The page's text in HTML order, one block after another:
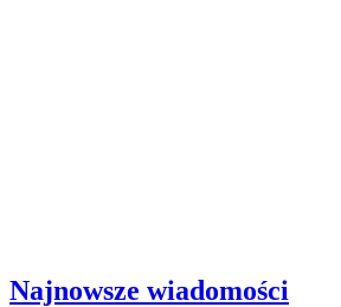
Najnowsze wiadomości